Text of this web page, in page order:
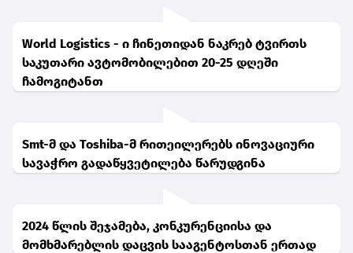
World Logistics - ი ჩინეთიდან ნაკრებ ტვირთს
საკუთარი ავტომობილებით 20-25 დღეში
ჩამოგიტანთ
Smt-მ და Toshiba-მ რითეილერებს ინოვაციური
სავაჭრო გადაწყვეტილება წარუდგინა
2024 წლის შეჯამება, კონკურენციისა და
მომხმარებლის დაცვის სააგენტოსთან ერთად